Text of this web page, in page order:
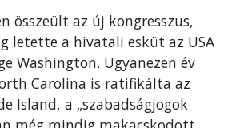
összeült az új kongresszus,
letette a hivatali esküt az USA
Washington. Ugyanezen év
Carolina is ratifikálta az
Island, a „szabadságjogok